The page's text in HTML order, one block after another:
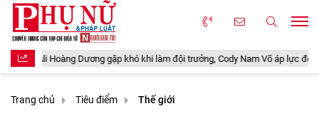
Dương gặp khó khi làm đội trưởng, Cody Nam Võ áp lực đến bật khóc
Trang chủ Tiêu điểm Thế giới